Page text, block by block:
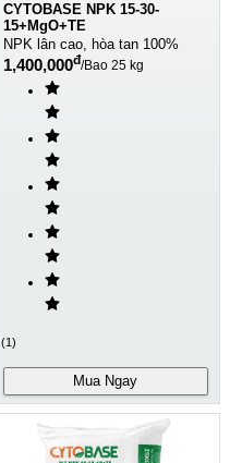
CYTOBASE NPK 15-30-
15+MgO+TE
NPK lân cao, hòa tan 100%
1,400,000đ/Bao 25 kg
(1)
Mua Ngay